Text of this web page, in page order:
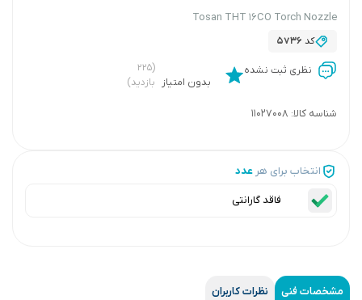
Tosan THT 16CO Torch Nozzle
کد 5736
نظری ثبت نشده
بدون امتیاز
(۲۲۵
بازدید)
شناسه کالا: 11027008
انتخاب برای هر عدد
فاقد گارانتی
مشخصات فنی نظرات کاربران